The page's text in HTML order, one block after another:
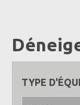
TYPE